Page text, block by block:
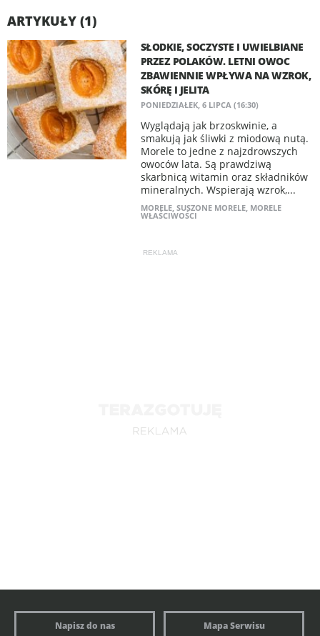
ARTYKUŁY (1)
SŁODKIE, SOCZYSTE I UWIELBIANE
PRZEZ POLAKÓW. LETNI OWOC
ZBAWIENNIE WPŁYWA NA WZROK,
SKÓRĘ I JELITA
PONIEDZIAŁEK, 6 LIPCA (16:30)
Wyglądają jak brzoskwinie, a
smakują jak śliwki z miodową nutą.
Morele to jedne z najzdrowszych
owoców lata. Są prawdziwą
skarbnicą witamin oraz składników
mineralnych. Wspierają wzrok,...
MORELE, SUSZONE MORELE, MORELE
WŁAŚCIWOŚCI
REKLAMA
Napisz do nas Mapa Serwisu